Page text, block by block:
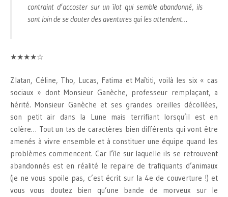
contraint d’accoster sur un îlot qui semble abandonné, ils
sont loin de se douter des aventures qui les attendent…
★★★★☆
Zlatan, Céline, Tho, Lucas, Fatima et Maïtiti, voilà les six « cas
sociaux » dont Monsieur Ganèche, professeur remplaçant, a
hérité. Monsieur Ganèche et ses grandes oreilles décollées,
son petit air dans la Lune mais terrifiant lorsqu’il est en
colère… Tout un tas de caractères bien différents qui vont être
amenés à vivre ensemble et à constituer une équipe quand les
problèmes commencent. Car l’île sur laquelle ils se retrouvent
abandonnés est en réalité le repaire de trafiquants d’animaux
(je ne vous spoile pas, c’est écrit sur la 4e de couverture !) et
vous vous doutez bien qu’une bande de morveux sur le